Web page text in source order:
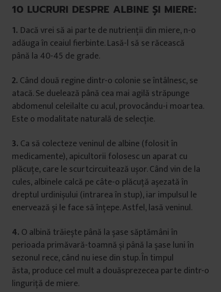
10 LUCRURI DESPRE ALBINE ȘI MIERE:
1. Dacă vrei să ai parte de nutrienții din miere, n-o
adăuga în ceaiul fierbinte. Lasă-l să se răcească
până la 40-45 de grade.
2. Când două regine dintr-o colonie se întâlnesc, se
atacă. Se duelează până cea mai agilă străpunge
abdomenul celeilalte cu acul, provocându-i moartea.
Este o modalitate naturală de selecție.
3. Ca să colecteze veninul de albine (folosit în
medicamente), apicultorii folosesc un aparat cu
plăcuțe, care le scurtcircuitează ușor. Când vin de la
cules, albinele calcă pe câte-o plăcuță așezată în
dreptul urdinișului (intrarea în stup), iar impulsul le
enervează și le face să înțepe. Astfel, lasă veninul.
4. O albină trăiește până la șase săptămâni în
perioada primăvară-toamnă și până la șase luni în
sezonul rece, când nu iese din stup. În timpul
ăsta, produce cel mult a douăsprezecea parte dintr-o
linguriță de miere.